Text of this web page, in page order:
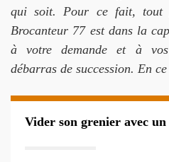
qui soit. Pour ce fait, tout
Brocanteur 77 est dans la
à votre demande et à
débarras de succession. En
Vider son grenier avec